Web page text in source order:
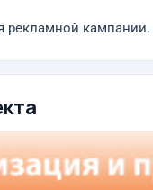
рекламной кампании.